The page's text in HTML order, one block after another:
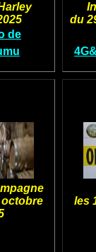
de
du
octobre
les